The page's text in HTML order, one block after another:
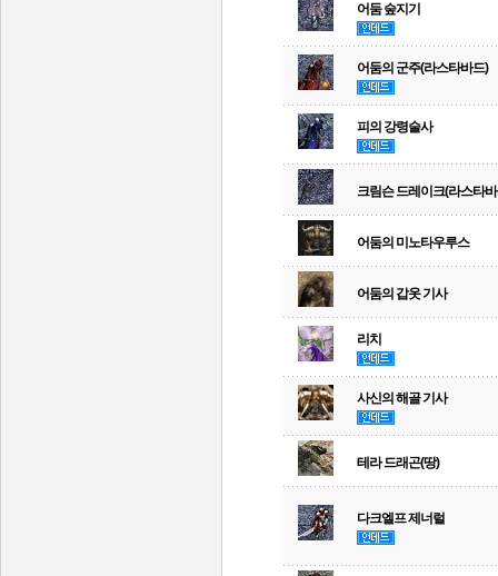
어둠 숲지기
어둠의 군주(라스타바드)
피의 강령술사
크림슨 드레이크(라스타
어둠의 미노타우루스
어둠의 갑옷 기사
리치
사신의 해골 기사
테라 드래곤(땅)
다크엘프 제너럴